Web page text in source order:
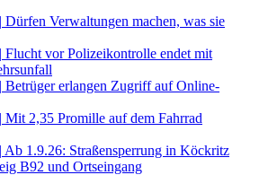
| Dürfen Verwaltungen machen, was sie
| Flucht vor Polizeikontrolle endet mit
| Betrüger erlangen Zugriff auf Online-
| Mit 2,35 Promille auf dem Fahrrad
| Ab 1.9.26: Straßensperrung in Köckritz
B92 und Ortseingang